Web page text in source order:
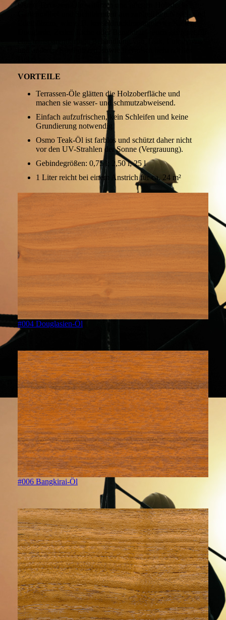
Osmo Terrassen-Öle schützen und pflegen Holzdecks,
Gartenmöbel und Sichtblenden aus zahlreichen Nadel- und
Edelhölzern, wie z. B. kesseldruckimprägnierter Kiefer,
VORTEILE
Terrassen-Öle glätten die Holzoberfläche und
machen sie wasser- und schmutzabweisend.
Einfach aufzufrischen, kein Schleifen und keine
Grundierung notwendig
Osmo Teak-Öl ist farblos und schützt daher nicht
vor den UV-Strahlen der Sonne (Vergrauung).
Gebindegrößen: 0,75 l; 2,50 l; 25 l
1 Liter reicht bei einem Anstrich für ca. 24 m²
#004 Douglasien-Öl
#006 Bangkirai-Öl